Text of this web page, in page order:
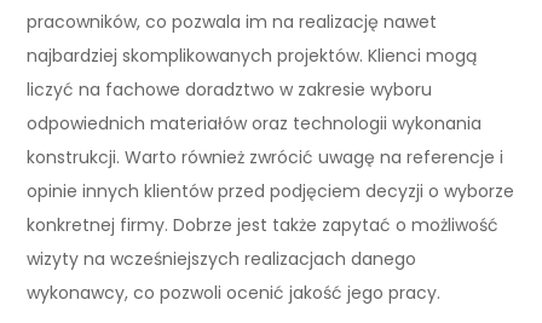
pracowników, co pozwala im na realizację nawet
najbardziej skomplikowanych projektów. Klienci mogą
liczyć na fachowe doradztwo w zakresie wyboru
odpowiednich materiałów oraz technologii wykonania
konstrukcji. Warto również zwrócić uwagę na referencje i
opinie innych klientów przed podjęciem decyzji o wyborze
konkretnej firmy. Dobrze jest także zapytać o możliwość
wizyty na wcześniejszych realizacjach danego
wykonawcy, co pozwoli ocenić jakość jego pracy.